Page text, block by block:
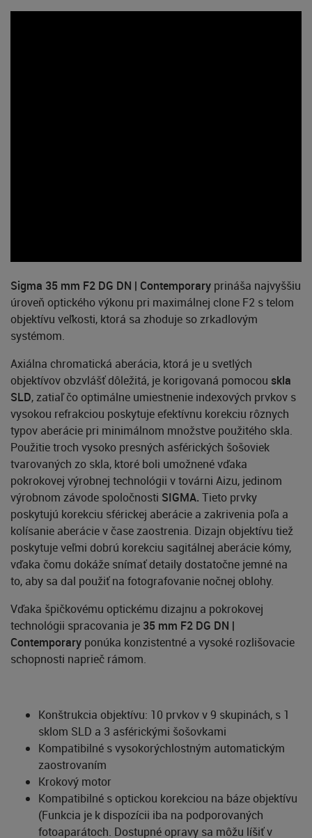
Sigma 35 mm F2 DG DN | Contemporary prináša najvyššiu
úroveň optického výkonu pri maximálnej clone F2 s telom
objektívu veľkosti, ktorá sa zhoduje so zrkadlovým
systémom.
Axiálna chromatická aberácia, ktorá je u svetlých
objektívov obzvlášť dôležitá, je korigovaná pomocou skla
SLD, zatiaľ čo optimálne umiestnenie indexových prvkov s
vysokou refrakciou poskytuje efektívnu korekciu rôznych
typov aberácie pri minimálnom množstve použitého skla.
Použitie troch vysoko presných asférických šošoviek
tvarovaných zo skla, ktoré boli umožnené vďaka
pokrokovej výrobnej technológii v továrni Aizu, jedinom
výrobnom závode spoločnosti SIGMA. Tieto prvky
poskytujú korekciu sférickej aberácie a zakrivenia poľa a
kolísanie aberácie v čase zaostrenia. Dizajn objektívu tiež
poskytuje veľmi dobrú korekciu sagitálnej aberácie kómy,
vďaka čomu dokáže snímať detaily dostatočne jemné na
to, aby sa dal použiť na fotografovanie nočnej oblohy.
Vďaka špičkovému optickému dizajnu a pokrokovej
technológii spracovania je 35 mm F2 DG DN |
Contemporary ponúka konzistentné a vysoké rozlišovacie
schopnosti naprieč rámom.
Konštrukcia objektívu: 10 prvkov v 9 skupinách, s 1
sklom SLD a 3 asférickými šošovkami
Kompatibilné s vysokorýchlostným automatickým
zaostrovaním
Krokový motor
Kompatibilné s optickou korekciou na báze objektívu
(Funkcia je k dispozícii iba na podporovaných
fotoaparátoch. Dostupné opravy sa môžu líšiť v